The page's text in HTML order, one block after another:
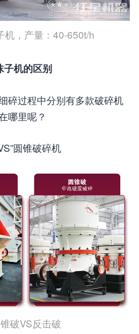
机，产量：40-650t/h
子机的区别
碎过程中分别有多款破碎机
哪里呢？
圆锥破碎机
破VS反击破